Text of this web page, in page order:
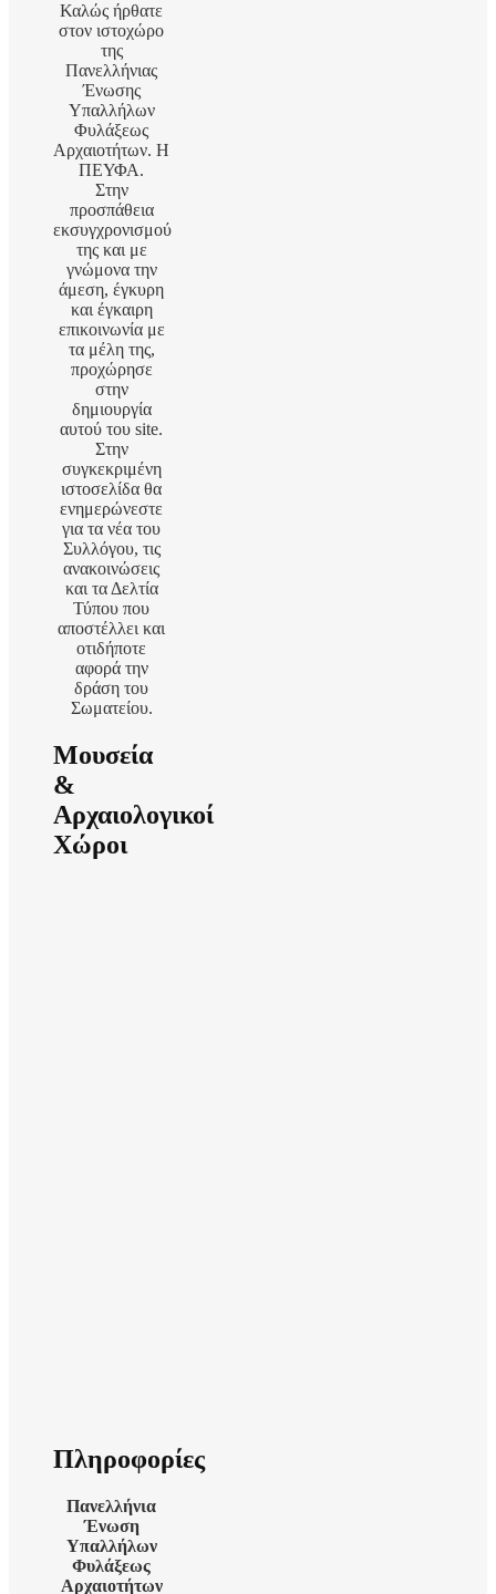
Καλώς ήρθατε
στον ιστοχώρο
της
Πανελλήνιας
Ένωσης
Υπαλλήλων
Φυλάξεως
Αρχαιοτήτων. Η
ΠΕΥΦΑ.
Στην
προσπάθεια
εκσυγχρονισμού
της και με
γνώμονα την
άμεση, έγκυρη
και έγκαιρη
επικοινωνία με
τα μέλη της,
προχώρησε
στην
δημιουργία
αυτού του site.
Στην
συγκεκριμένη
ιστοσελίδα θα
ενημερώνεστε
για τα νέα του
Συλλόγου, τις
ανακοινώσεις
και τα Δελτία
Τύπου που
αποστέλλει και
οτιδήποτε
αφορά την
δράση του
Σωματείου.
Μουσεία
&
Αρχαιολογικοί
Χώροι
Πληροφορίες
Πανελλήνια
Ένωση
Υπαλλήλων
Φυλάξεως
Αρχαιοτήτων